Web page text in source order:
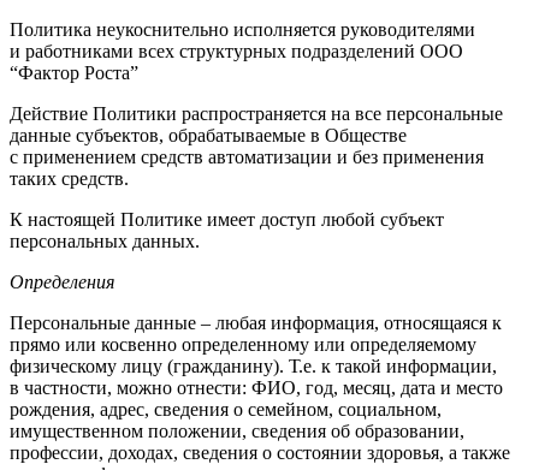
Политика неукоснительно исполняется руководителями
и работниками всех структурных подразделений ООО
“Фактор Роста”
Действие Политики распространяется на все персональные
данные субъектов, обрабатываемые в Обществе
с применением средств автоматизации и без применения
таких средств.
К настоящей Политике имеет доступ любой субъект
персональных данных.
Определения
Персональные данные – любая информация, относящаяся к
прямо или косвенно определенному или определяемому
физическому лицу (гражданину). Т.е. к такой информации,
в частности, можно отнести: ФИО, год, месяц, дата и место
рождения, адрес, сведения о семейном, социальном,
имущественном положении, сведения об образовании,
профессии, доходах, сведения о состоянии здоровья, а также